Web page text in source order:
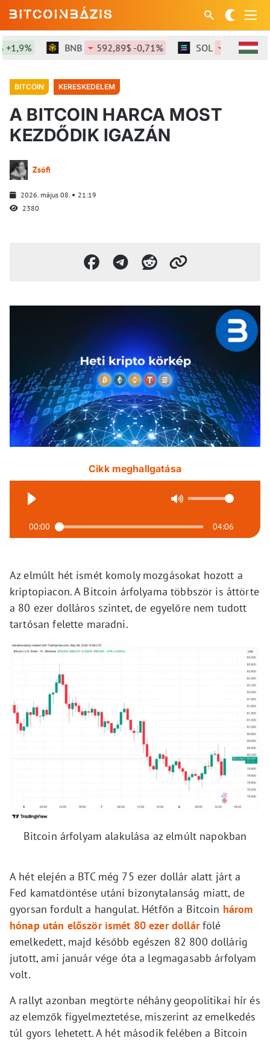
BNB 592,89$ -0,71% SOL 73,36$ -0,69%
BITCOIN KERESKEDELEM
A BITCOIN HARCA MOST
KEZDŐDIK IGAZÁN
Zsófi
2026. május 08.
21:19
2380
Cikk meghallgatása
00:00 04:06
Az elmúlt hét ismét komoly mozgásokat hozott a
kriptopiacon. A Bitcoin árfolyama többször is áttörte
a 80 ezer dolláros szintet, de egyelőre nem tudott
tartósan felette maradni.
Bitcoin árfolyam alakulása az elmúlt napokban
A hét elején a BTC még 75 ezer dollár alatt járt a
Fed kamatdöntése utáni bizonytalanság miatt, de
gyorsan fordult a hangulat. Hétfőn a Bitcoin három
hónap után először ismét 80 ezer dollárfölé
emelkedett, majd később egészen 82 800 dollárig
jutott, ami január vége óta a legmagasabb árfolyam
volt.
A rallyt azonban megtörte néhány geopolitikai hír és
az elemzők figyelmeztetése, miszerint az emelkedés
túl gyors lehetett. A hét második felében a Bitcoin